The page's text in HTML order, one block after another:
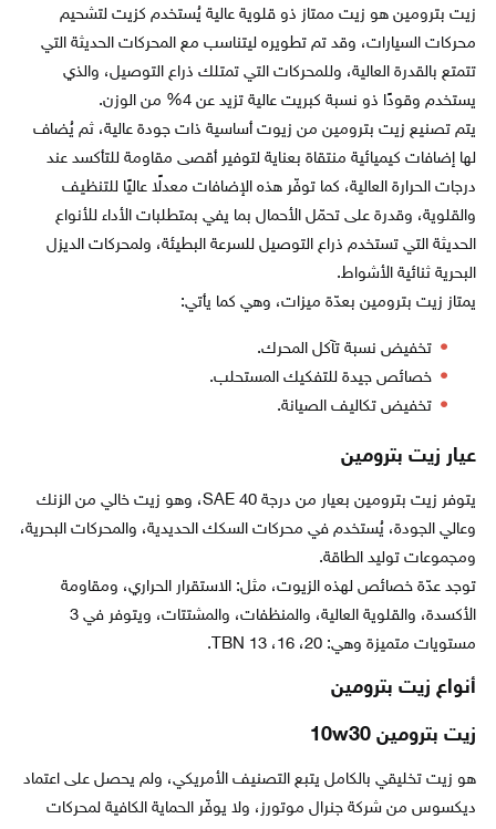
زيت بترومين هو زيت ممتاز ذو قلوية عالية يُستخدم كزيت لتشحيم
محركات السيارات، وقد تم تطويره ليتناسب مع المحركات الحديثة التي
تتمتع بالقدرة العالية، وللمحركات التي تمتلك ذراع التوصيل، والذي
يستخدم وقودًا ذو نسبة كبريت عالية تزيد عن 4% من الوزن.
يتم تصنيع زيت بترومين من زيوت أساسية ذات جودة عالية، ثم يُضاف
لها إضافات كيميائية منتقاة بعناية لتوفير أقصى مقاومة للتأكسد عند
درجات الحرارة العالية، كما توفّر هذه الإضافات معدلًا عاليًا للتنظيف
والقلوية، وقدرة على تحمّل الأحمال بما يفي بمتطلبات الأداء للأنواع
الحديثة التي تستخدم ذراع التوصيل للسرعة البطيئة، ولمحركات الديزل
البحرية ثنائية الأشواط.
يمتاز زيت بترومين بعدّة ميزات، وهي كما يأتي:
تخفيض نسبة تآكل المحرك.
خصائص جيدة للتفكيك المستحلب.
تخفيض تكاليف الصيانة.
عيار زيت بترومين
يتوفر زيت بترومين بعيار من درجة SAE 40، وهو زيت خالي من الزنك
وعالي الجودة، يُستخدم في محركات السكك الحديدية، والمحركات البحرية،
ومجموعات توليد الطاقة.
توجد عدّة خصائص لهذه الزيوت، مثل: الاستقرار الحراري، ومقاومة
الأكسدة، والقلوية العالية، والمنظفات، والمشتتات، ويتوفر في 3
مستويات متميزة وهي: 20، 16، TBN 13.
أنواع زيت بترومين
زيت بترومين 10w30
هو زيت تخليقي بالكامل يتبع التصنيف الأمريكي، ولم يحصل على اعتماد
ديكسوس من شركة جنرال موتورز، ولا يوفّر الحماية الكافية لمحركات